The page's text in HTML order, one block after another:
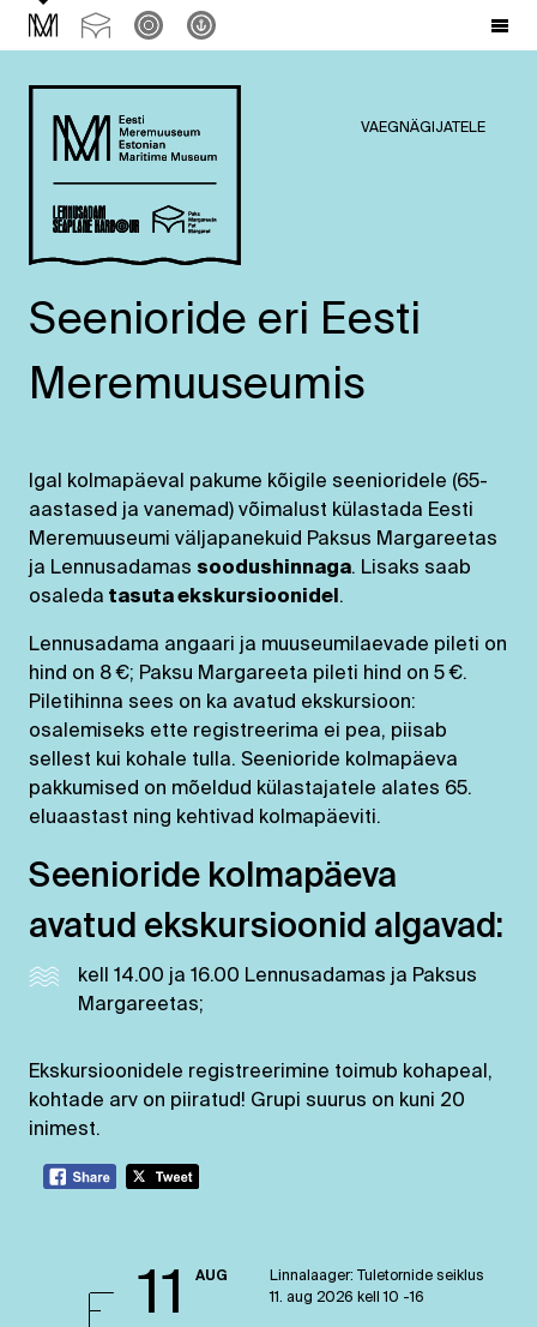
VAEGNÄGIJATELE
Seenioride eri Eesti
Meremuuseumis
Igal kolmapäeval pakume kõigile seenioridele (65-
aastased ja vanemad) võimalust külastada Eesti
Meremuuseumi väljapanekuid Paksus Margareetas
ja Lennusadamas soodushinnaga. Lisaks saab
osaleda tasuta ekskursioonidel .
Lennusadama angaari ja muuseumilaevade pileti on
hind on 8 €; Paksu Margareeta pileti hind on 5 €.
Piletihinna sees on ka avatud ekskursioon:
osalemiseks ette registreerima ei pea, piisab
sellest kui kohale tulla. Seenioride kolmapäeva
pakkumised on mõeldud külastajatele alates 65.
eluaastast ning kehtivad kolmapäeviti.
Seenioride kolmapäeva
avatud ekskursioonid algavad:
kell 14.00 ja 16.00 Lennusadamas ja Paksus
Margareetas;
Ekskursioonidele registreerimine toimub kohapeal,
kohtade arv on piiratud! Grupi suurus on kuni 20
inimest.
11 AUG
Linnalaager: Tuletornide seiklus
11. aug 2026 kell 10 -16